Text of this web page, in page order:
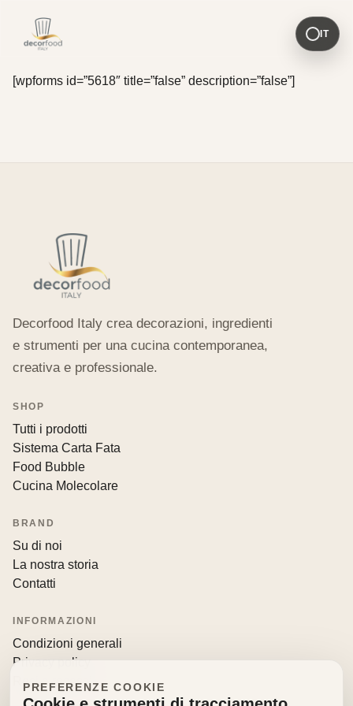
IT
[wpforms id=”5618″ title=”false” description=”false”]
Decorfood Italy crea decorazioni, ingredienti
e strumenti per una cucina contemporanea,
creativa e professionale.
SHOP
Tutti i prodotti
Sistema Carta Fata
Food Bubble
Cucina Molecolare
BRAND
Su di noi
La nostra storia
Contatti
INFORMAZIONI
Condizioni generali
Privacy policy
Resi e recessi
PREFERENZE COOKIE